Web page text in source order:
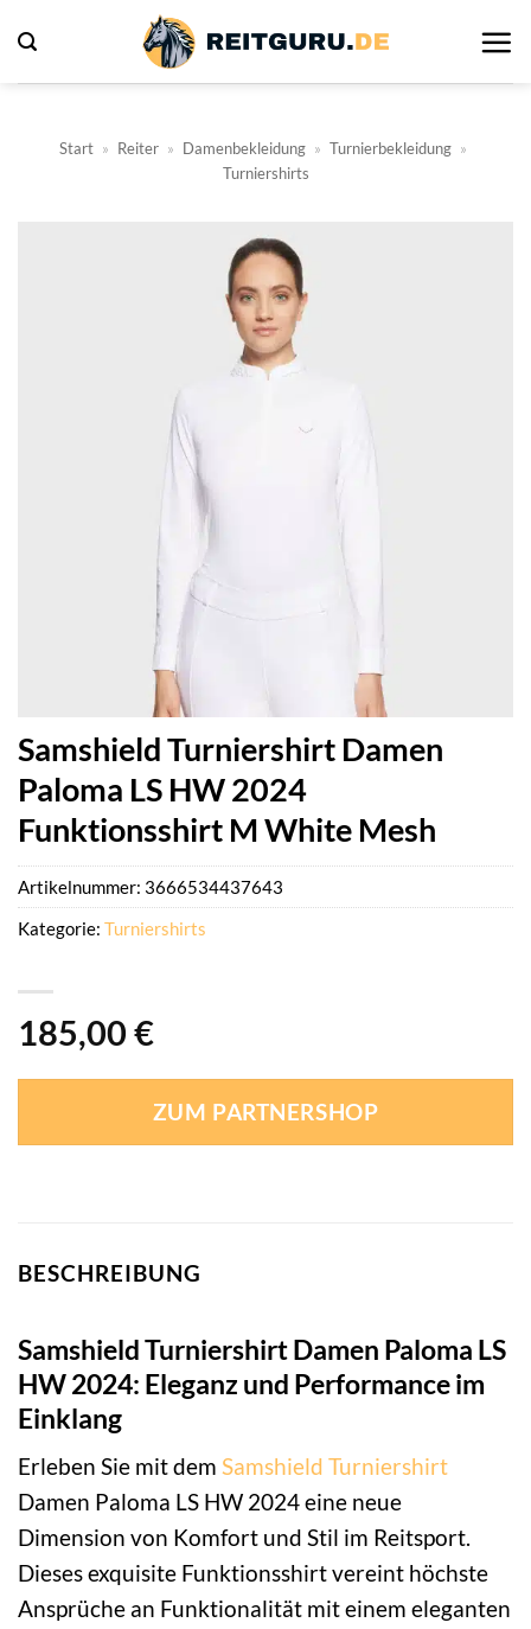
Inhalt
springen
Start » Reiter » Damenbekleidung » Turnierbekleidung »
Turniershirts
Samshield Turniershirt Damen
Paloma LS HW 2024
Funktionsshirt M White Mesh
185,00 €
ZUM PARTNERSHOP
Artikelnummer: 3666534437643
Kategorie: Turniershirts
BESCHREIBUNG
Samshield Turniershirt Damen Paloma LS
HW 2024: Eleganz und Performance im
Einklang
Erleben Sie mit dem Samshield Turniershirt
Damen Paloma LS HW 2024 eine neue
Dimension von Komfort und Stil im Reitsport.
Dieses exquisite Funktionsshirt vereint höchste
Ansprüche an Funktionalität mit einem eleganten